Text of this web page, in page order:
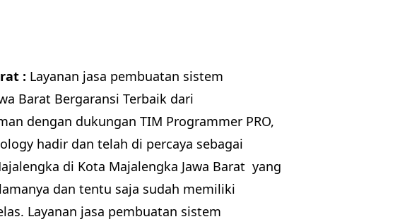
: Layanan jasa pembuatan sistem
Barat Bergaransi Terbaik dari
dengan dukungan TIM Programmer PRO,
hadir dan telah di percaya sebagai
di Kota Majalengka Jawa Barat yang
dan tentu saja sudah memiliki
Layanan jasa pembuatan sistem